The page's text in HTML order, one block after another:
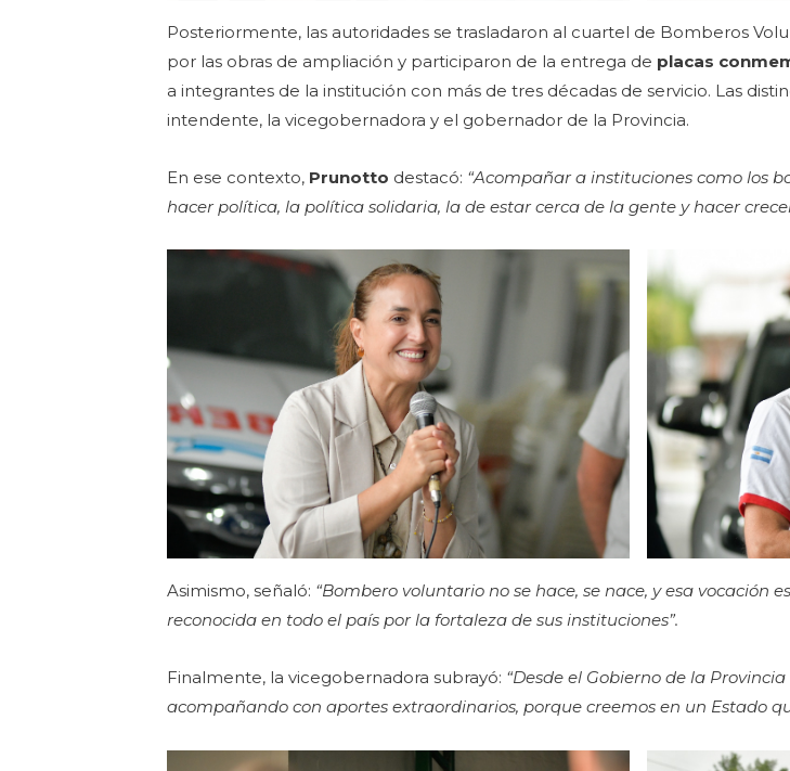
Posteriormente, las autoridades se trasladaron al cuartel de Bomberos
por las obras de ampliación y participaron de la entrega de placas
a integrantes de la institución con más de tres décadas de servicio. Las
intendente, la vicegobernadora y el gobernador de la Provincia.
En ese contexto, Prunotto destacó: “Acompañar a instituciones como los
hacer política, la política solidaria, la de estar cerca de la gente y hacer
Asimismo, señaló: “Bombero voluntario no se hace, se nace, y esa vocación
reconocida en todo el país por la fortaleza de sus instituciones”.
Finalmente, la vicegobernadora subrayó: “Desde el Gobierno de la
acompañando con aportes extraordinarios, porque creemos en un Estado